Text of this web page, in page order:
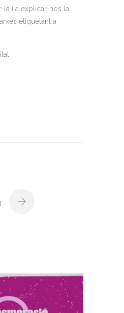
la i a explicar-nos la
etiquetant a